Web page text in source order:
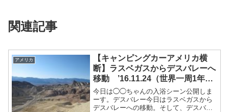
関連記事
アメリカ
【キャンピングカーアメリカ横
断】ラスベガスからデスバレーへ
移動 ’16.11.24（世界一周1年2
ヶ月と24日目）
今日は◯◯ちゃんの入浴シーン公開しま
ーす。デスバレー今日はラスベガスから
デスバレーへの移動。そして、デスバレ